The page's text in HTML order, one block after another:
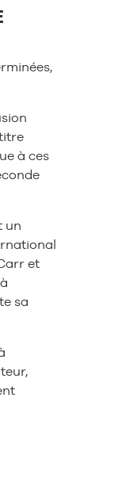
à ces
un
et
sa